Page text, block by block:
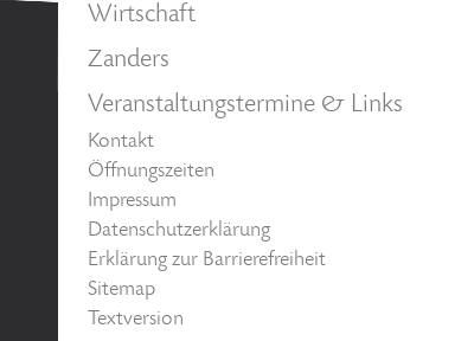
Wirtschaft
Zanders
Veranstaltungstermine & Links
Kontakt
Öffnungszeiten
Impressum
Datenschutzerklärung
Erklärung zur Barrierefreiheit
Sitemap
Textversion